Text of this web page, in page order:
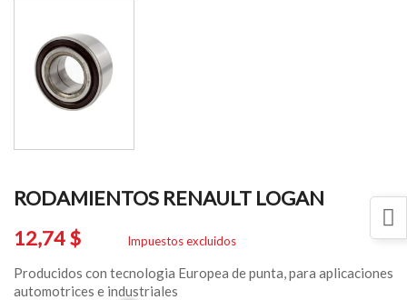
RODAMIENTOS RENAULT LOGAN
12,74 $
Impuestos excluidos
Producidos con tecnologia Europea de punta, para aplicaciones
automotrices e industriales